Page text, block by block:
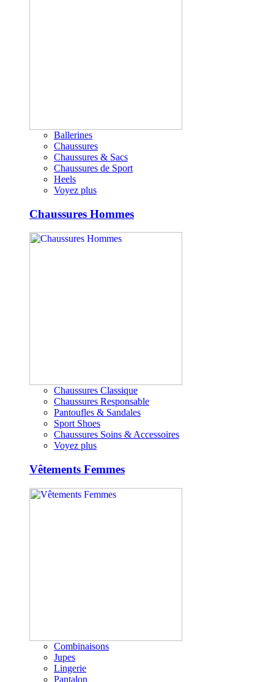
Ballerines
Chaussures
Chaussures & Sacs
Chaussures de Sport
Heels
Voyez plus
Chaussures Hommes
Chaussures Classique
Chaussures Responsable
Pantoufles & Sandales
Sport Shoes
Chaussures Soins & Accessoires
Voyez plus
Vêtements Femmes
Combinaisons
Jupes
Lingerie
Pantalon